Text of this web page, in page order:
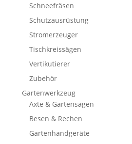
Schneefräsen
Schutzausrüstung
Stromerzeuger
Tischkreissägen
Vertikutierer
Zubehör
Gartenwerkzeug
Äxte & Gartensägen
Besen & Rechen
Gartenhandgeräte